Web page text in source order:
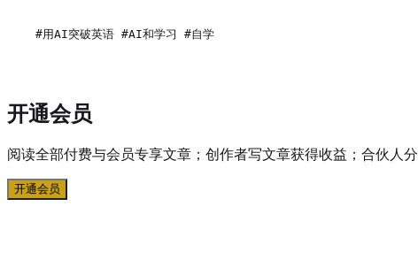
#用AI突破英语 #AI和学习 #自学
开通会员
阅读全部付费与会员专享文章；创作者写文章获得收益；合伙人分
开通会员